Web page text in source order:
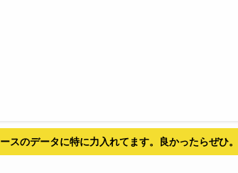
スのデータに特に力入れてます。良かったらぜひ。